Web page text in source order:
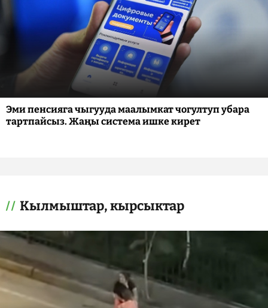
Эми пенсияга чыгууда маалымкат чогултуп убара
тартпайсыз. Жаңы система ишке кирет
Кылмыштар, кырсыктар